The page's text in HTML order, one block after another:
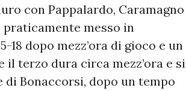
con Pappalardo, Caramagno
praticamente messo in
dopo mezz’ora di gioco e un
terzo dura circa mezz’ora e si
di Bonaccorsi, dopo un tempo